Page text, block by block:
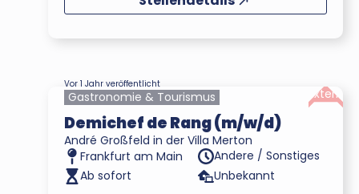
Vor 1 Jahr veröffentlicht
Gastronomie & Tourismus
Demichef de Rang (m/w/d)
André Großfeld in der Villa Merton
Frankfurt am Main
Andere / Sonstiges
Ab sofort
Unbekannt
Extern